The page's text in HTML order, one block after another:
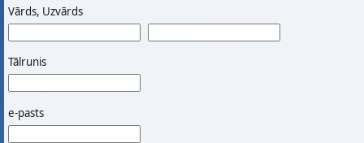
Vārds, Uzvārds
Tālrunis
e-pasts